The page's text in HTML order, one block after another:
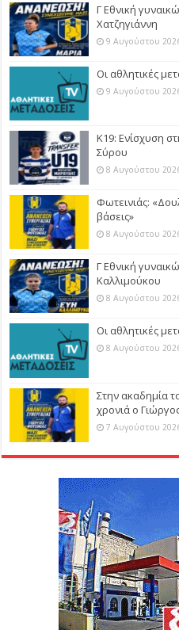
Γ Εθνική
Χατζηγιάννη
9 Αυγούστου
Οι αθλητικές
9 Αυγούστου
Κ19: Ενίσχυση
Σύρου
8 Αυγούστου
Φωτεινιάς:
βάσεις»
8 Αυγούστου
Γ Εθνική
Καλλιμούκου
8 Αυγούστου
Οι αθλητικές
8 Αυγούστου
Στην ακαδημία
χρονιά ο
7 Αυγούστου